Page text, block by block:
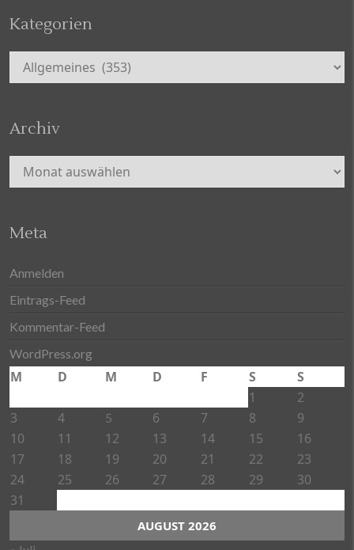
Kategorien
Kategorien
Archiv
Archiv
Meta
Anmelden
Eintrags-Feed
Kommentar-Feed
WordPress.org
AUGUST 2026
M D M D F S
S
1
2
3
4 5 6 7 8
9
10
11 12 13 14 15
16
17
18 19 20 21 22
23
24
25 26 27 28 29
30
31